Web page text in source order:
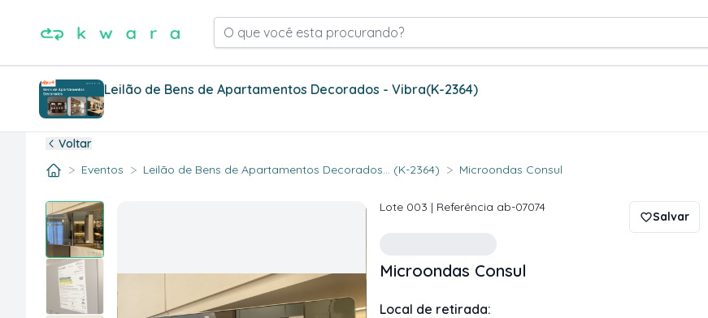
O que você esta procurando?
Leilão de Bens de Apartamentos Decorados - Vibra(K-2364)
Voltar
> Eventos > Leilão de Bens de Apartamentos Decorados... (K-2364) > Microondas Consul
Lote 003 | Referência ab-07074
Salvar
Microondas Consul
Local de retirada: